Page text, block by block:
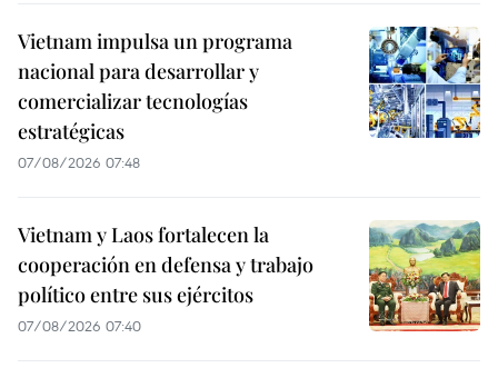
Vietnam impulsa un programa
nacional para desarrollar y
comercializar tecnologías
estratégicas
07/08/2026 07:48
Vietnam y Laos fortalecen la
cooperación en defensa y trabajo
político entre sus ejércitos
07/08/2026 07:40